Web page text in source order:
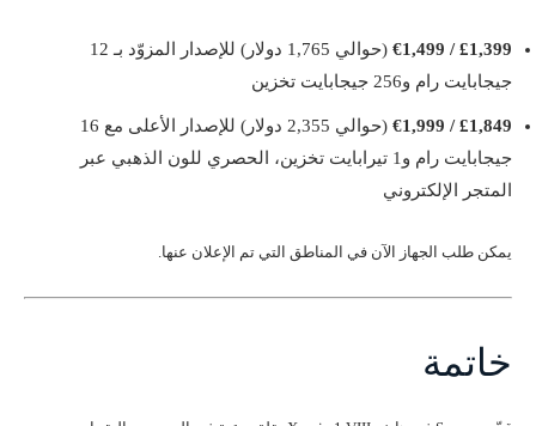
£1,399 / €1,499
(حوالي 1,765 دولار) للإصدار المزوّد بـ 12
جيجابايت رام و256 جيجابايت تخزين
£1,849 / €1,999
(حوالي 2,355 دولار) للإصدار الأعلى مع 16
جيجابايت رام و1 تيرابايت تخزين، الحصري للون الذهبي عبر
المتجر الإلكتروني
يمكن طلب الجهاز الآن في المناطق التي تم الإعلان عنها.
خاتمة